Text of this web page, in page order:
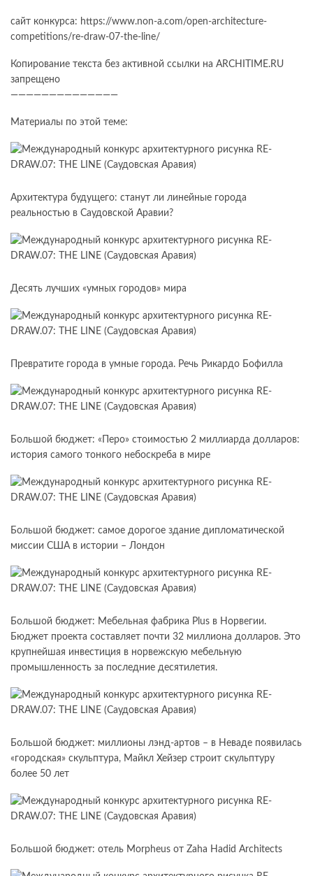
сайт конкурса: https://www.non-a.com/open-architecture-
competitions/re-draw-07-the-line/
Копирование текста без активной ссылки на ARCHITIME.RU
запрещено
——————————————
Материалы по этой теме:
Архитектура будущего: станут ли линейные города
реальностью в Саудовской Аравии?
Десять лучших «умных городов» мира
Превратите города в умные города. Речь Рикардо Бофилла
Большой бюджет: «Перо» стоимостью 2 миллиарда долларов:
история самого тонкого небоскреба в мире
Большой бюджет: самое дорогое здание дипломатической
миссии США в истории – Лондон
Большой бюджет: Мебельная фабрика Plus в Норвегии.
Бюджет проекта составляет почти 32 миллиона долларов. Это
крупнейшая инвестиция в норвежскую мебельную
промышленность за последние десятилетия.
Большой бюджет: миллионы лэнд-артов – в Неваде появилась
«городская» скульптура, Майкл Хейзер строит скульптуру
более 50 лет
Большой бюджет: отель Morpheus от Zaha Hadid Architects